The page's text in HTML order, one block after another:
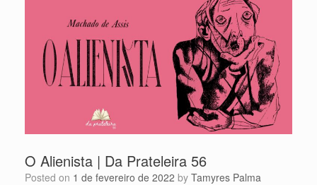
O Alienista | Da Prateleira 56
Posted on 1 de fevereiro de 2022 by Tamyres Palma